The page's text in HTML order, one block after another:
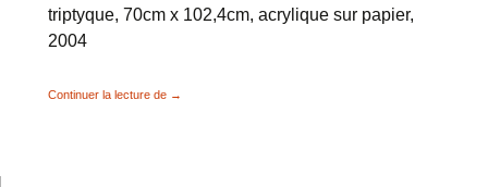
triptyque, 70cm x 102,4cm, acrylique sur papier,
2004
Continuer la lecture de →